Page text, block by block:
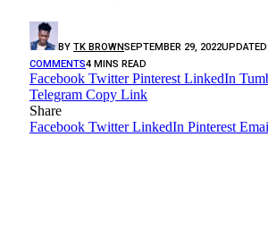
BY TK BROWNSEPTEMBER 29, 2022
COMMENTS4 MINS READ
Facebook Twitter Pinterest LinkedIn
Telegram Copy Link
Share
Facebook Twitter LinkedIn Pinterest